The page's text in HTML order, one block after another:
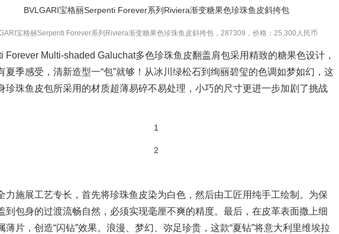
宝格丽Serpenti Forever系列Riviera渐变糖果色珍珠鱼皮斜挎包，287309，价格：25,300人民币
Forever Multi-shaded Galuchat多色珍珠鱼皮翻盖肩包采用精致的糖果色设计，
夏季感受，清新造型一“包”就够！从冰川绿松石到绚丽碧玺的色调如梦如幻，这
珍珠鱼皮包所采用的材质超薄易碎不易处理，小巧的尺寸更进一步加剧了挑战
力施展工艺专长，首先将珍珠鱼皮染为白色，然后由工匠用纯手工绘制。为保
到包身的过渡流畅自然，必须实现毫厘不爽的精度。最后，在皮革表面撒上细
薄片，创造“闪钻”效果。浪漫、梦幻、弥足珍贵，这款“夏钻”将意大利里维埃拉